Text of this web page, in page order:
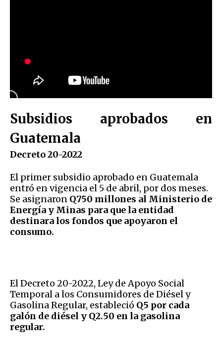
Subsidios aprobados en
Guatemala
Decreto 20-2022
El primer subsidio aprobado en Guatemala
entró en vigencia el 5 de abril, por dos meses.
Se asignaron Q750 millones al Ministerio de
Energía y Minas para que la entidad
destinara los fondos que apoyaron el
consumo.
El Decreto 20-2022, Ley de Apoyo Social
Temporal a los Consumidores de Diésel y
Gasolina Regular, estableció Q5 por cada
galón de diésel y Q2.50 en la gasolina
regular.